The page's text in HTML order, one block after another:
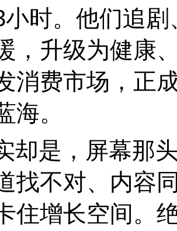
时。他们追
，升级为健康
消费市场，正
海。
却是，屏幕那
找不对、内容
住增长空间。